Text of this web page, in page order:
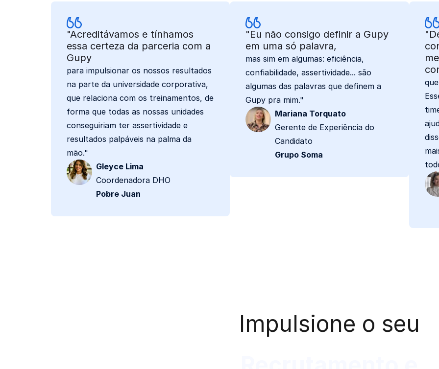
"Acreditávamos e tínhamos
essa certeza da parceria com a
Gupy
para impulsionar os nossos resultados
na parte da universidade corporativa,
que relaciona com os treinamentos, de
forma que todas as nossas unidades
conseguiriam ter assertividade e
resultados palpáveis na palma da
mão."
Gleyce Lima
Coordenadora DHO
Pobre Juan
"Eu não consigo definir a Gupy
em uma só palavra,
mas sim em algumas: eficiência,
confiabilidade, assertividade... são
algumas das palavras que definem a
Gupy pra mim."
Mariana Torquato
Gerente de Experiência do
Candidato
Grupo Soma
Impulsione o seu